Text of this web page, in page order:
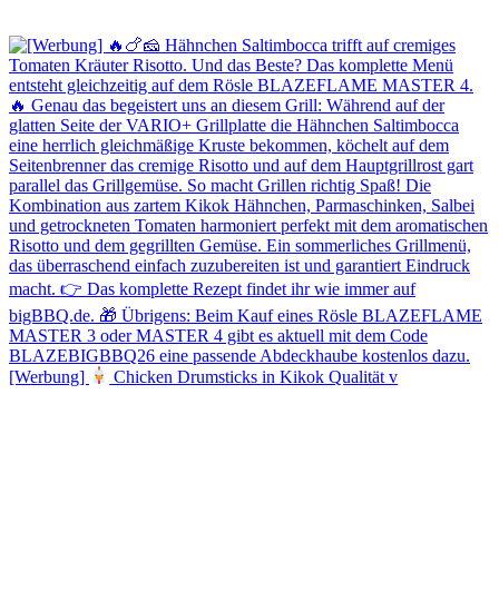
[Werbung] Chicken Drumsticks in Kikok Qualität v